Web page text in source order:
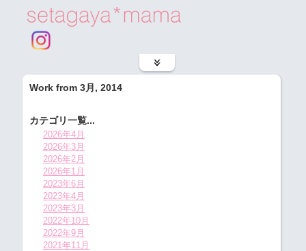
Work from 3月, 2014
カテゴリ一覧...
2026年4月
2026年3月
2026年2月
2026年1月
2023年6月
2023年4月
2023年3月
2022年10月
2022年9月
2021年11月